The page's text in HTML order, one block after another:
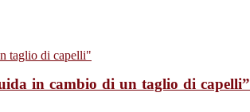
in cambio di un taglio di capelli”